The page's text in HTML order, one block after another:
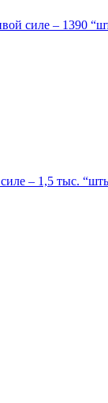
силе – 1390
– 1,5 тыс.